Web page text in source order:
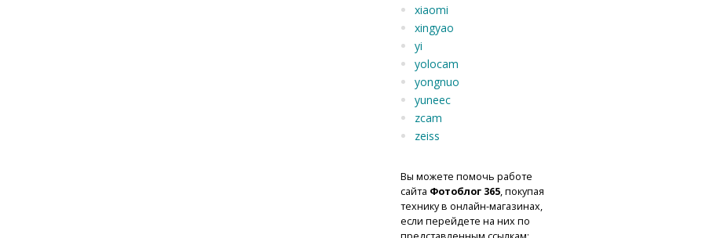
xiaomi
xingyao
yi
yolocam
yongnuo
yuneec
zcam
zeiss
Вы можете помочь работе
сайта Фотоблог 365, покупая
технику в онлайн-магазинах,
если перейдете на них по